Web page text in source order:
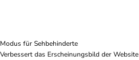
Modus für Sehbehinderte
Verbessert das Erscheinungsbild der Website